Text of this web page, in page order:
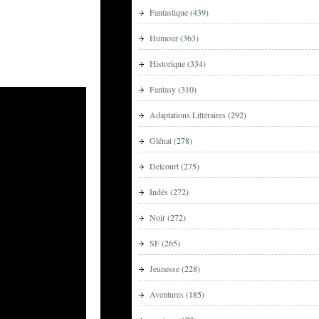
Fantastique(439)
Humour(363)
Historique(334)
Fantasy(310)
Adaptations Littéraires (292)
Glénat(278)
Delcourt(275)
Indés (272)
Noir(272)
SF(265)
Jeunesse(228)
Aventures (185)